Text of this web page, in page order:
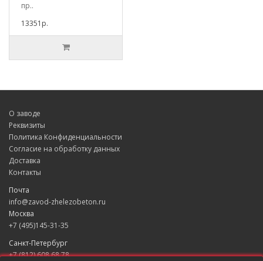
пр..
13351р.
О заводе
Реквизиты
Политика Конфиденциальности
Согласие на обработку данных
Доставка
Контакты
Почта
info@zavod-zhelezobeton.ru
Москва
+7 (495)145-31-35
Санкт-Петербург
+7 (812) 608 68 78